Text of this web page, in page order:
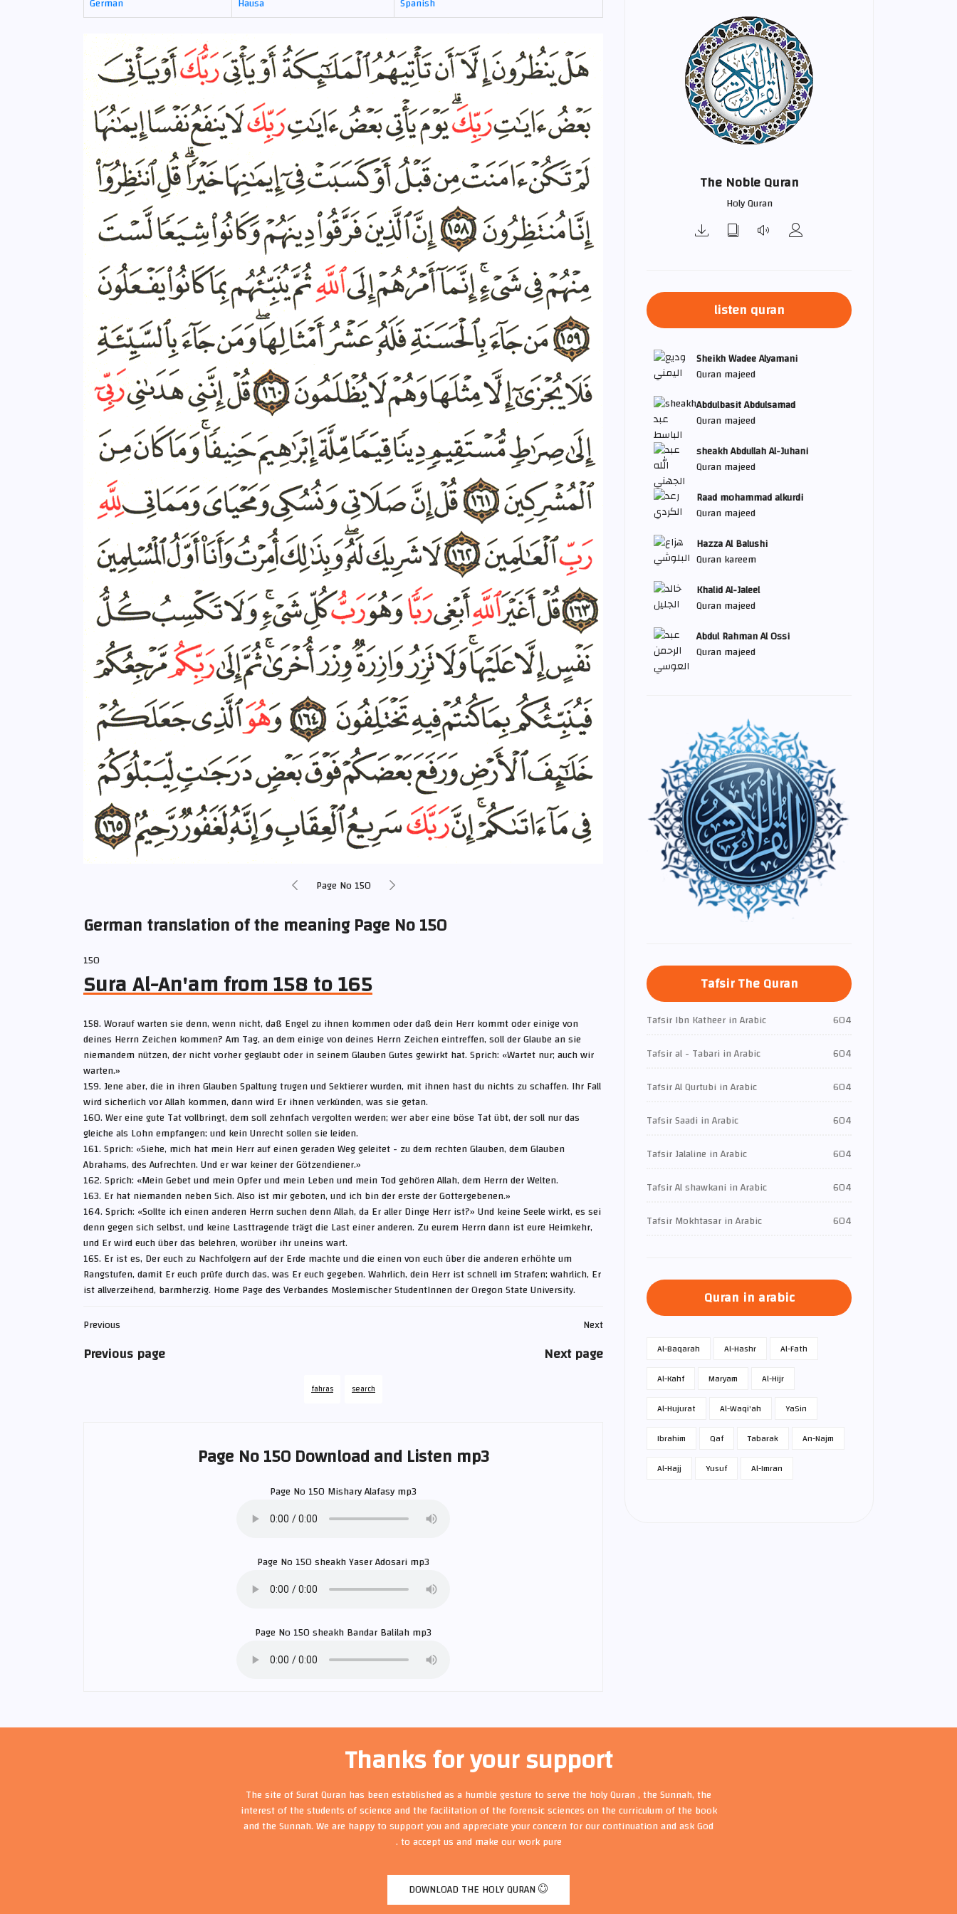
Page No 150
German translation of the meaning Page No 150
150
Sura Al-An'am from 158 to 165
158. Worauf warten sie denn, wenn nicht, daß Engel zu ihnen kommen oder daß dein Herr kommt oder einige von
deines Herrn Zeichen kommen? Am Tag, an dem einige von deines Herrn Zeichen eintreffen, soll der Glaube an sie
niemandem nützen, der nicht vorher geglaubt oder in seinem Glauben Gutes gewirkt hat. Sprich: «Wartet nur; auch wir
warten.»
159. Jene aber, die in ihren Glauben Spaltung trugen und Sektierer wurden, mit ihnen hast du nichts zu schaffen. Ihr Fall
wird sicherlich vor Allah kommen, dann wird Er ihnen verkünden, was sie getan.
160. Wer eine gute Tat vollbringt, dem soll zehnfach vergolten werden; wer aber eine böse Tat übt, der soll nur das
gleiche als Lohn empfangen; und kein Unrecht sollen sie leiden.
161. Sprich: «Siehe, mich hat mein Herr auf einen geraden Weg geleitet - zu dem rechten Glauben, dem Glauben
Abrahams, des Aufrechten. Und er war keiner der Götzendiener.»
162. Sprich: «Mein Gebet und mein Opfer und mein Leben und mein Tod gehören Allah, dem Herrn der Welten.
163. Er hat niemanden neben Sich. Also ist mir geboten, und ich bin der erste der Gottergebenen.»
164. Sprich: «Sollte ich einen anderen Herrn suchen denn Allah, da Er aller Dinge Herr ist?» Und keine Seele wirkt, es sei
denn gegen sich selbst, und keine Lasttragende trägt die Last einer anderen. Zu eurem Herrn dann ist eure Heimkehr,
und Er wird euch über das belehren, worüber ihr uneins wart.
165. Er ist es, Der euch zu Nachfolgern auf der Erde machte und die einen von euch über die anderen erhöhte um
Rangstufen, damit Er euch prüfe durch das, was Er euch gegeben. Wahrlich, dein Herr ist schnell im Strafen; wahrlich, Er
ist allverzeihend, barmherzig. Home Page des Verbandes Moslemischer StudentInnen der Oregon State University.
Previous
Previous page
Next
Next page
fahras search
Page No 150 Download and Listen mp3
Page No 150Mishary Alafasymp3
Page No 150 sheakhYaser Adosarimp3
Page No 150 sheakhBandar Balilahmp3
The Noble Quran
Holy Quran
listen quran
Sheikh Wadee Alyamani
Quran majeed
Abdulbasit Abdulsamad
Quran majeed
sheakh Abdullah Al-Juhani
Quran majeed
Raad mohammad alkurdi
Quran majeed
Hazza Al Balushi
Quran kareem
Khalid Al-Jaleel
Quran majeed
Abdul Rahman Al Ossi
Quran majeed
Tafsir The Quran
Tafsir Ibn Katheer in Arabic
604
Tafsir al - Tabari in Arabic
604
Tafsir Al Qurtubi in Arabic
604
Tafsir Saadi in Arabic
604
Tafsir Jalaline in Arabic
604
Tafsir Al shawkani in Arabic
604
Tafsir Mokhtasar in Arabic
604
Quran in arabic
Al-Baqarah Al-Hashr
Al-Fath
Al-Kahf
Maryam
Al-Hijr
Al-Hujurat
Al-Waqi'ah
Ya­Sin
Ibrahim
Qaf Tabarak
An-Najm
Al-Hajj
Yusuf Al-Imran
Thanks for your support
The site of Surat Quran has been established as a humble gesture to serve the holy Quran , the Sunnah, the
interest of the students of science and the facilitation of the forensic sciences on the curriculum of the book
and the Sunnah. We are happy to support you and appreciate your concern for our continuation and ask God
to accept us and make our work pure .
DOWNLOAD THE HOLY QURAN